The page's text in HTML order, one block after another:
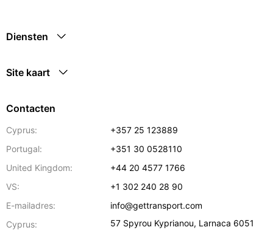
Diensten
Site kaart
Contacten
Cyprus:
+357 25 123889
Portugal:
+351 30 0528110
United Kingdom:
+44 20 4577 1766
VS:
+1 302 240 28 90
E-mailadres:
info@gettransport.com
Cyprus:
57 Spyrou Kyprianou, Larnaca 6051